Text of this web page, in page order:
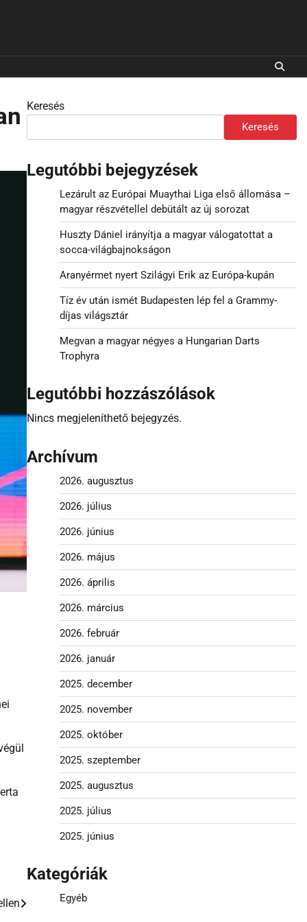
Keresés
Keresés
Legutóbbi bejegyzések
Lezárult az Európai Muaythai Liga első állomása –
magyar részvétellel debütált az új sorozat
Huszty Dániel irányítja a magyar válogatottat a
socca-világbajnokságon
Aranyérmet nyert Szilágyi Erik az Európa-kupán
Tíz év után ismét Budapesten lép fel a Grammy-
díjas világsztár
Megvan a magyar négyes a Hungarian Darts
Trophyra
Legutóbbi hozzászólások
Nincs megjeleníthető bejegyzés.
Archívum
2026. augusztus
2026. július
2026. június
2026. május
2026. április
2026. március
2026. február
2026. január
2025. december
2025. november
2025. október
2025. szeptember
2025. augusztus
2025. július
2025. június
Kategóriák
Egyéb